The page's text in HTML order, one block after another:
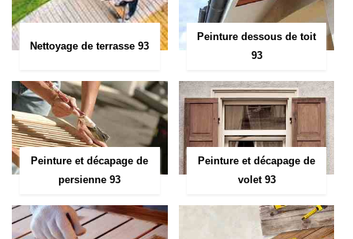
Nettoyage de terrasse 93
Peinture dessous de toit
93
Peinture et décapage de
persienne 93
Peinture et décapage de
volet 93